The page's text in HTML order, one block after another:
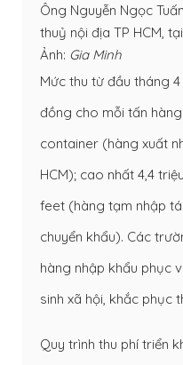
Ông Nguyễn Ngọc
thuỷ nội địa TP HCM,
Ảnh: Gia Minh
Mức thu từ đầu tháng
đồng cho mỗi tấn
container (hàng xuất
HCM); cao nhất 4,4
feet (hàng tạm nhập
chuyển khẩu). Các
hàng nhập khẩu phục
sinh xã hội, khắc phục
Quy trình thu phí triển